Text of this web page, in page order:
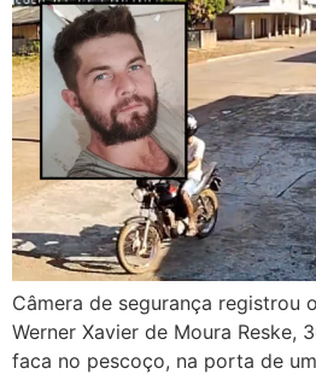
Câmera de segurança registrou
Werner Xavier de Moura Reske,
faca no pescoço, na porta de